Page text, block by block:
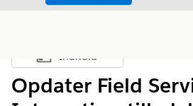
Vis indholdsfortegnelse
Indhold
Opdater Field